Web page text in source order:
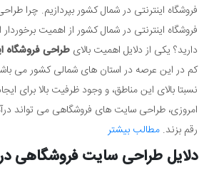
فروشگاه اینترنتی در شمال کشور بپردازیم. چرا
فروشگاه اینترنتی در شمال کشور از اهمیت
دارید؟ یکی از دلایل اهمیت بالای طراحی فروشگاه
کم در این عرصه در استان های شمالی کشور می
نسبتا بالای این مناطق، و وجود ظرفیت بالا برای
امروزی، طراحی سایت های فروشگاهی می تواند
رقم بزند. مطالب بیشتر
دلایل طراحی سایت فروشگاهی